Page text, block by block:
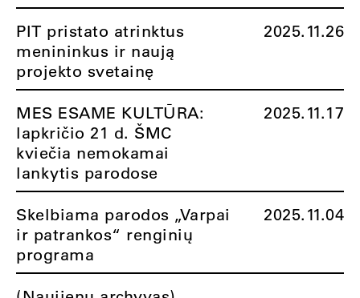
PIT pristato atrinktus
menininkus ir naują
projekto svetainę
2025.11.26
MES ESAME KULTŪRA:
lapkričio 21 d. ŠMC
kviečia nemokamai
lankytis parodose
2025.11.17
Skelbiama parodos „Varpai
ir patrankos“ renginių
programa
2025.11.04